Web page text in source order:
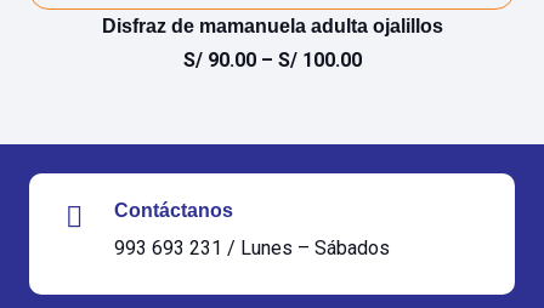
Disfraz de mamanuela adulta ojalillos
S/90.00– S/100.00
Contáctanos
993 693 231 / Lunes – Sábados